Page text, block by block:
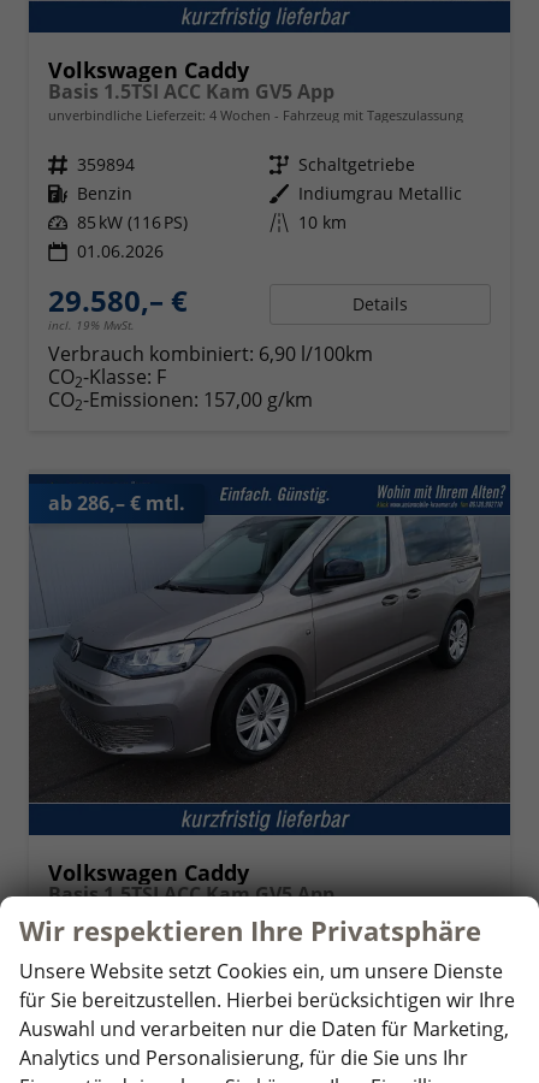
Volkswagen Caddy
Basis 1.5TSI ACC Kam GV5 App
unverbindliche Lieferzeit: 4 Wochen Fahrzeug mit Tageszulassung
Fahrzeugnr. 359894 Getriebe Schaltgetriebe
Kraftstoff Benzin Außenfarbe Indiumgrau Metallic
Leistung 85 kW (116 PS) Kilometerstand 10 km
01.06.2026
29.580,– €
incl. 19% MwSt.
Details
Verbrauch kombiniert: 6,90 l/100km
CO2-Klasse: F
CO2-Emissionen: 157,00 g/km
ab 286,– € mtl.
Volkswagen Caddy
Basis 1.5TSI ACC Kam GV5 App
unverbindliche Lieferzeit: 4 Wochen Fahrzeug mit Tageszulassung
Fahrzeugnr. 359895 GetriebeSchaltgetriebe
Kraftstoff Benzin Außenfarbe Mojave Beige Metallic
Leistung 85 kW (116 PS) Kilometerstand 10 km
01.06.2026
Wir respektieren Ihre Privatsphäre
Unsere Website setzt Cookies ein, um unsere Dienste
für Sie bereitzustellen. Hierbei berücksichtigen wir Ihre
Auswahl und verarbeiten nur die Daten für Marketing,
Analytics und Personalisierung, für die Sie uns Ihr